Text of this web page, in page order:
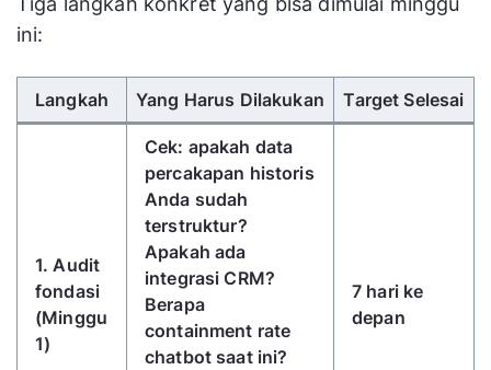
ini:
Gunakan tombol panah kiri/kanan untuk
Langkah Yang Harus Dilakukan Target Selesai
1. Audit
fondasi
(Minggu
1)
Cek: apakah data
percakapan historis
Anda sudah
terstruktur?
Apakah ada
integrasi CRM?
Berapa
containment rate
chatbot saat ini?
7 hari ke
depan